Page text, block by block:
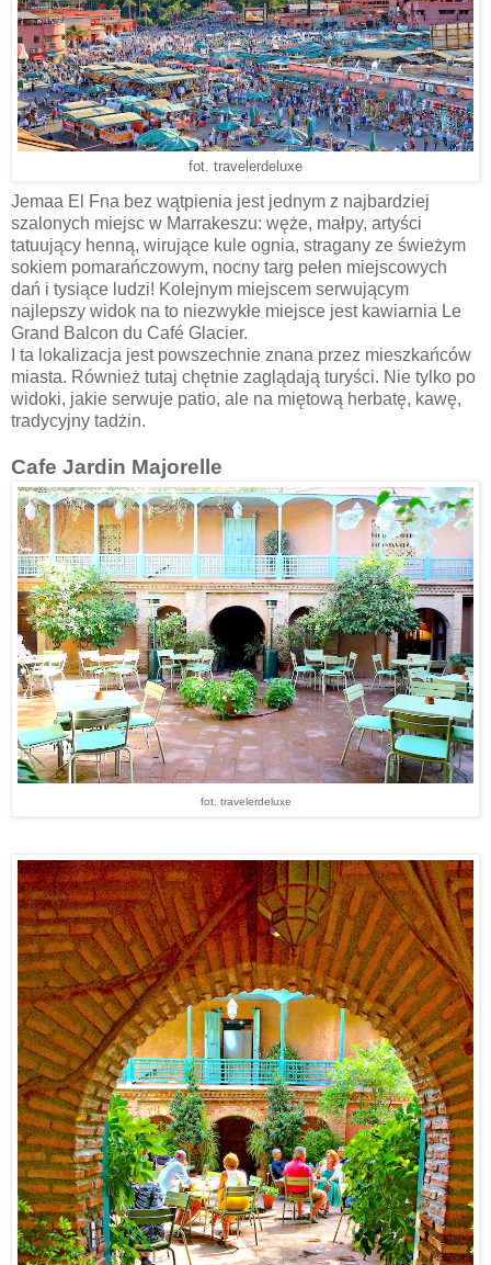
fot. travelerdeluxe
Jemaa El Fna bez wątpienia jest jednym z najbardziej
szalonych miejsc w Marrakeszu: węże, małpy, artyści
tatuujący henną, wirujące kule ognia, stragany ze świeżym
sokiem pomarańczowym, nocny targ pełen miejscowych
dań i tysiące ludzi! Kolejnym miejscem serwującym
najlepszy widok na to niezwykłe miejsce jest kawiarnia Le
Grand Balcon du Café Glacier.
I ta lokalizacja jest powszechnie znana przez mieszkańców
miasta. Również tutaj chętnie zaglądają turyści. Nie tylko po
widoki, jakie serwuje patio, ale na miętową herbatę, kawę,
tradycyjny tadżin.
Cafe Jardin Majorelle
fot. travelerdeluxe